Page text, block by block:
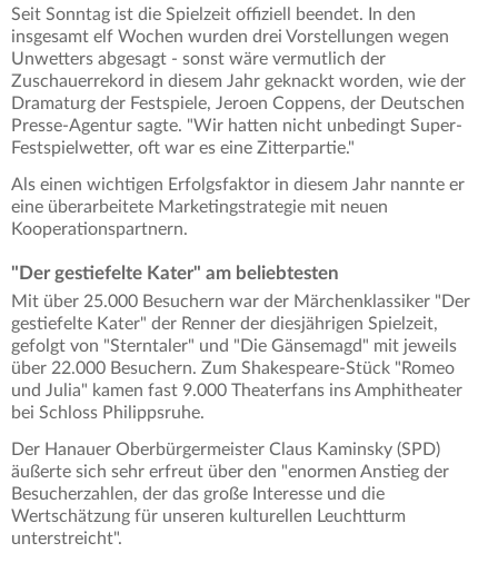
Seit Sonntag ist die Spielzeit offiziell beendet. In den
insgesamt elf Wochen wurden drei Vorstellungen wegen
Unwetters abgesagt - sonst wäre vermutlich der
Zuschauerrekord in diesem Jahr geknackt worden, wie der
Dramaturg der Festspiele, Jeroen Coppens, der Deutschen
Presse-Agentur sagte. "Wir hatten nicht unbedingt Super-
Festspielwetter, oft war es eine Zitterpartie."
Als einen wichtigen Erfolgsfaktor in diesem Jahr nannte er
eine überarbeitete Marketingstrategie mit neuen
Kooperationspartnern.
"Der gestiefelte Kater" am beliebtesten
Mit über 25.000 Besuchern war der Märchenklassiker "Der
gestiefelte Kater" der Renner der diesjährigen Spielzeit,
gefolgt von "Sterntaler" und "Die Gänsemagd" mit jeweils
über 22.000 Besuchern. Zum Shakespeare-Stück "Romeo
und Julia" kamen fast 9.000 Theaterfans ins Amphitheater
bei Schloss Philippsruhe.
Der Hanauer Oberbürgermeister Claus Kaminsky (SPD)
äußerte sich sehr erfreut über den "enormen Anstieg der
Besucherzahlen, der das große Interesse und die
Wertschätzung für unseren kulturellen Leuchtturm
unterstreicht".